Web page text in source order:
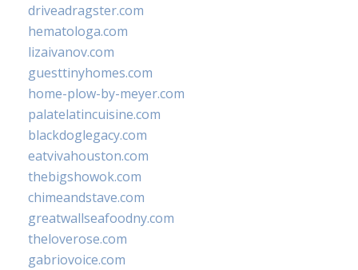
driveadragster.com
hematologa.com
lizaivanov.com
guesttinyhomes.com
home-plow-by-meyer.com
palatelatincuisine.com
blackdoglegacy.com
eatvivahouston.com
thebigshowok.com
chimeandstave.com
greatwallseafoodny.com
theloverose.com
gabriovoice.com